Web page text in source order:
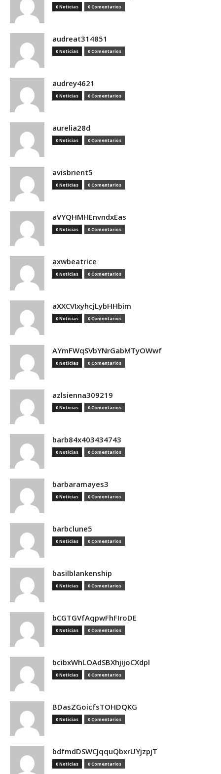
0 Noticias 0 Comentarios
audreat314851
0 Noticias 0 Comentarios
audrey4621
0 Noticias 0 Comentarios
aurelia28d
0 Noticias 0 Comentarios
avisbrient5
0 Noticias 0 Comentarios
aVYQHMHEnvndxEas
0 Noticias 0 Comentarios
axwbeatrice
0 Noticias 0 Comentarios
aXXCVIxyhcjLybHHbim
0 Noticias 0 Comentarios
AYmFWqSVbYNrGabMTyOWwf
0 Noticias 0 Comentarios
azlsienna309219
0 Noticias 0 Comentarios
barb84x403434743
0 Noticias 0 Comentarios
barbaramayes3
0 Noticias 0 Comentarios
barbclune5
0 Noticias 0 Comentarios
basilblankenship
0 Noticias 0 Comentarios
bCGTGVfAqpwFhFIroDE
0 Noticias 0 Comentarios
bcibxWhLOAdSBXhjijoCXdpl
0 Noticias 0 Comentarios
BDasZGoicfsTOHDQKG
0 Noticias 0 Comentarios
bdfmdDSWCJqquQbxrUYjzpjT
0 Noticias 0 Comentarios